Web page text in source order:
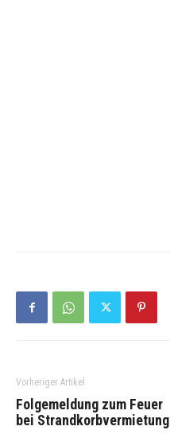
Vorheriger Artikel
Folgemeldung zum Feuer
bei Strandkorbvermietung